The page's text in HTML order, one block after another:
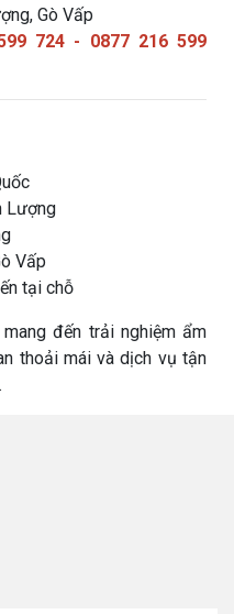
Gò Vấp
724 - 0877 216 599
Lượng
Vấp
tại chỗ
đến trải nghiệm ẩm
thoải mái và dịch vụ tận